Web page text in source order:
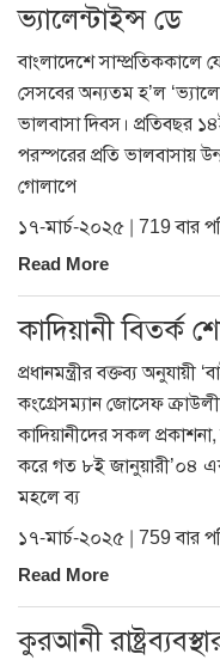
ভ্যালেন্টাইন্স ডে
বাংলাদেশে সাম্প্রতিককালে
সেসবের অন্যতম হ’ল
ভালবাসা দিবস। প্রতিবছর
পরস্পরের প্রতি ভালবাসায়
গোলাপে
১৭-মার্চ-২০২৫ | 719 বার
Read More
কাদিয়ানী বিতর্ক
প্রধানমন্ত্রীর বক্তব্য
কংগ্রেসম্যান জোসেফ
কাদিয়ানীদের সকল
করে গত ৮ই জানুয়ারী’০৪ এক
মহলে ব্য
১৭-মার্চ-২০২৫ | 759 বার
Read More
কুরআনী